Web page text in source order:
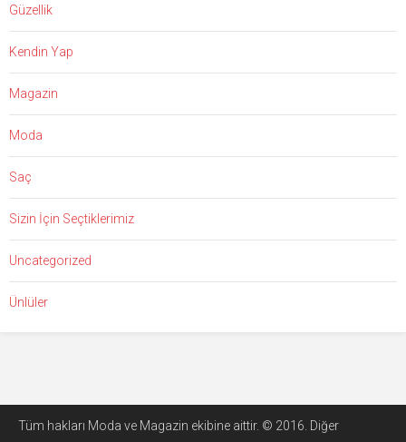
Güzellik
Kendin Yap
Magazin
Moda
Saç
Sizin İçin Seçtiklerimiz
Uncategorized
Ünlüler
Tüm hakları Moda ve Magazin ekibine aittir. © 2016. Diğer